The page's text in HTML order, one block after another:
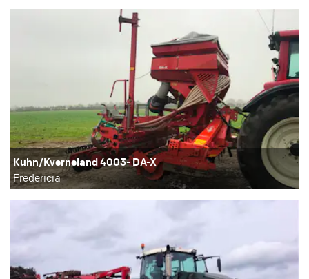
Kuhn/Kverneland 4003- DA-X
Fredericia